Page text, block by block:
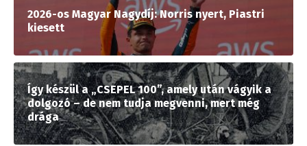
2026-os Magyar Nagydíj: Norris nyert, Piastri
kiesett
Így készül a „CSEPEL 100”, amely után vágyik a
dolgozó – de nem tudja megvenni, mert még
drága